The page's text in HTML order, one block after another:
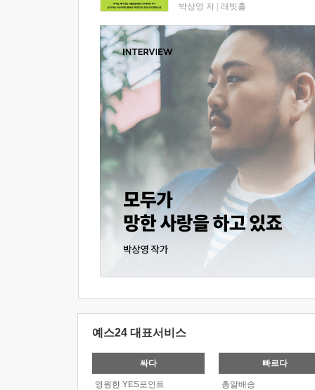
박상영 저 래빗홀
예스24 대표서비스
싸다
영원한 YES포인트
빠르다
총알배송